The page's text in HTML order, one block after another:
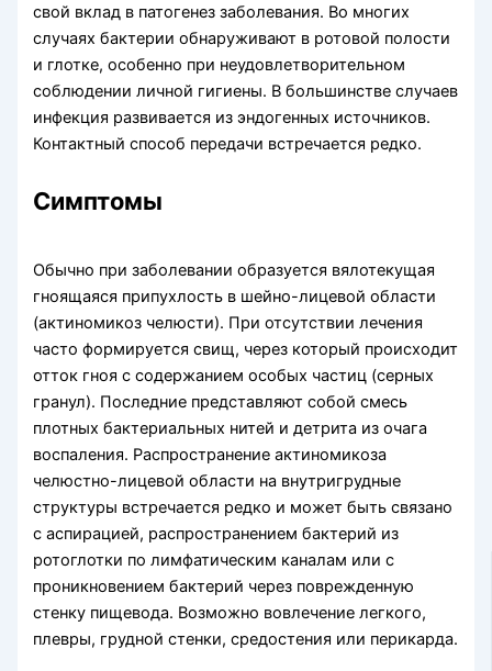
свой вклад в патогенез заболевания. Во многих
случаях бактерии обнаруживают в ротовой полости
и глотке, особенно при неудов­летворительном
соблюдении личной гигиены. В большинстве случаев
инфекция развивается из эндогенных источников.
Контактный способ передачи встречает­ся редко.
Симптомы
Обычно при заболевании образуется вялотекущая
гноящаяся припух­лость в шейно-лицевой области
(актиномикоз челюсти). При отсутствии лечения
часто формируется свищ, через который происходит
отток гноя с содержанием особых частиц (серных
гранул). Последние представляют собой смесь
плотных бактериальных нитей и детрита из очага
воспаления. Распространение актиномикоза
челюстно-лицевой области на внутригрудные
структуры встречается редко и может быть связано
с аспира­цией, распространением бактерий из
ротоглотки по лимфатическим каналам или с
проникновением бактерий через поврежденную
стенку пищевода. Возможно во­влечение легкого,
плевры, грудной стенки, средостения или перикарда.